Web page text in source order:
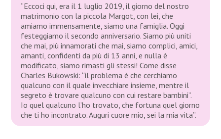
“Eccoci qui, era il 1 luglio 2019, il giorno del nostro
matrimonio con la piccola Margot, con lei, che
amiamo immensamente, siamo una famiglia. Oggi
festeggiamo il secondo anniversario. Siamo più uniti
che mai, più innamorati che mai, siamo complici, amici,
amanti, confidenti da più di 13 anni, e nulla è
modificato, siamo rimasti gli stessi! Come disse
Charles Bukowski: “il problema è che cerchiamo
qualcuno con il quale invecchiare insieme, mentre il
segreto è trovare qualcuno con cui restare bambini”.
Io quel qualcuno l’ho trovato, che fortuna quel giorno
che ti ho incontrato. Auguri cuore mio, sei la mia vita”.